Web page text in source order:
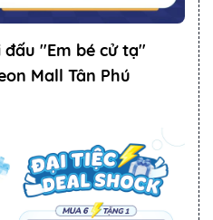
"Em bé cử tạ"
Mall Tân Phú